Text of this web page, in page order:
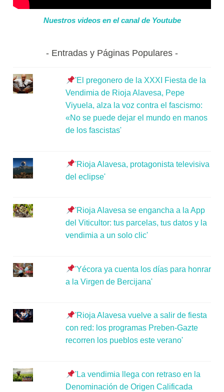
Nuestros videos en el canal de Youtube
Entradas y Páginas Populares
'El pregonero de la XXXI Fiesta de la
Vendimia de Rioja Alavesa, Pepe
Viyuela, alza la voz contra el fascismo:
«No se puede dejar el mundo en manos
de los fascistas'
'Rioja Alavesa, protagonista televisiva
del eclipse'
'Rioja Alavesa se engancha a la App
del Viticultor: tus parcelas, tus datos y la
vendimia a un solo clic'
'Yécora ya cuenta los días para honrar
a la Virgen de Bercijana'
'Rioja Alavesa vuelve a salir de fiesta
con red: los programas Preben-Gazte
recorren los pueblos este verano'
'La vendimia llega con retraso en la
Denominación de Origen Calificada